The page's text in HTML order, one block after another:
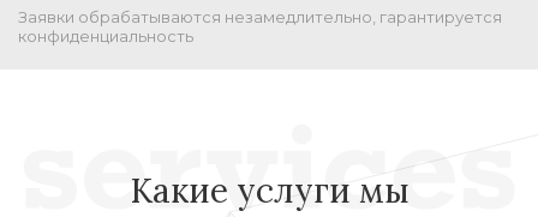
Заявки обрабатываются незамедлительно, гарантируется
конфиденциальность
Какие услуги мы